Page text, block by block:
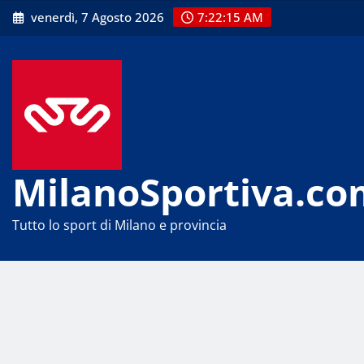
Skip
to
venerdì, 7 Agosto 2026 7:22:16 AM
Tutto lo sport di Milano e provincia